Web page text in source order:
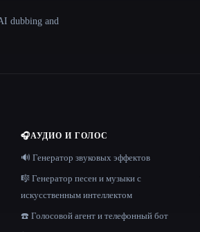
dubbing and
🎧АУДИО И ГОЛОС
🔊 Генератор звуковых эффектов
🎼 Генератор песен и музыки с
искусственным интеллектом
☎️ Голосовой агент и телефонный бот